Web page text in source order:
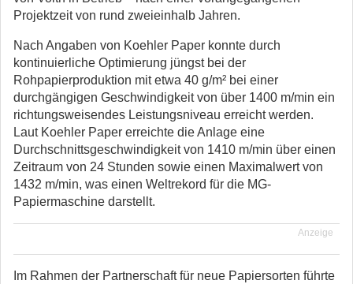
Projektzeit von rund zweieinhalb Jahren.
Nach Angaben von Koehler Paper konnte durch
kontinuierliche Optimierung jüngst bei der
Rohpapierproduktion mit etwa 40 g/m² bei einer
durchgängigen Geschwindigkeit von über 1400 m/min ein
richtungsweisendes Leistungsniveau erreicht werden.
Laut Koehler Paper erreichte die Anlage eine
Durchschnittsgeschwindigkeit von 1410 m/min über einen
Zeitraum von 24 Stunden sowie einen Maximalwert von
1432 m/min, was einen Weltrekord für die MG-
Papiermaschine darstellt.
Anzeige
Im Rahmen der Partnerschaft für neue Papiersorten führte